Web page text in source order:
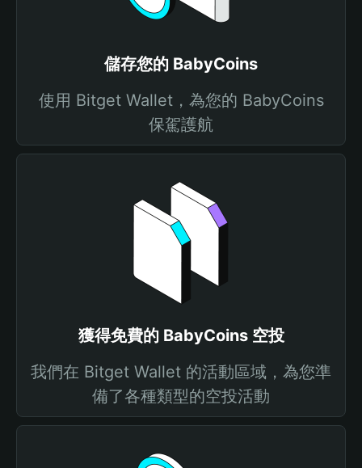
儲存您的 BabyCoins
使用 Bitget Wallet，為您的 BabyCoins
保駕護航
獲得免費的 BabyCoins 空投
我們在 Bitget Wallet 的活動區域，為您準
備了各種類型的空投活動